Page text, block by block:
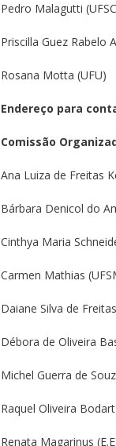
Pedro Malagutti
Priscilla Guez Rabelo
Rosana Motta (UFU)
Endereço para
Comissão
Ana Luiza de Freitas
Bárbara Denicol do
Cinthya Maria
Carmen Mathias
Daiane Silva de
Débora de Oliveira
Michel Guerra de
Raquel Oliveira
Renata Magarinus